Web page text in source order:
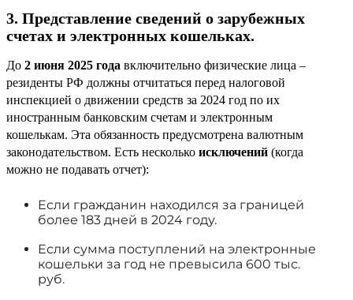
3. Представление сведений о зарубежных
счетах и электронных кошельках.
До 2 июня 2025 года включительно физические лица –
резиденты РФ должны отчитаться перед налоговой
инспекцией о движении средств за 2024 год по их
иностранным банковским счетам и электронным
кошелькам. Эта обязанность предусмотрена валютным
законодательством. Есть несколько исключений (когда
можно не подавать отчет):
Если гражданин находился за границей
более 183 дней в 2024 году.
Если сумма поступлений на электронные
кошельки за год не превысила 600 тыс.
руб.